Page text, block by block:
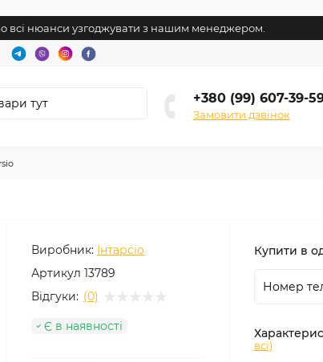
всі нюанси узгоджувати з нашим менеджером.
+380 (99) 607-39-
Замовити дзвінок
Виробник: Інтарсіо
Артикул 13789
Відгуки: (0)
Є в наявності
Купити в
всі)